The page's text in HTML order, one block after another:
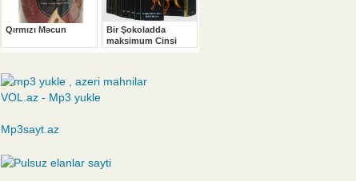
VOL.az - Mp3 yukle
Mp3sayt.az